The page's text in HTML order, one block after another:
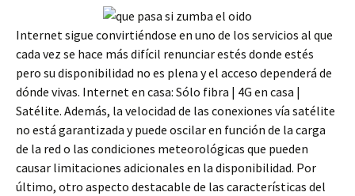
Internet sigue convirtiéndose en uno de los servicios al que
cada vez se hace más difícil renunciar estés donde estés
pero su disponibilidad no es plena y el acceso dependerá de
dónde vivas. Internet en casa: Sólo fibra | 4G en casa |
Satélite. Además, la velocidad de las conexiones vía satélite
no está garantizada y puede oscilar en función de la carga
de la red o las condiciones meteorológicas que pueden
causar limitaciones adicionales en la disponibilidad. Por
último, otro aspecto destacable de las características del